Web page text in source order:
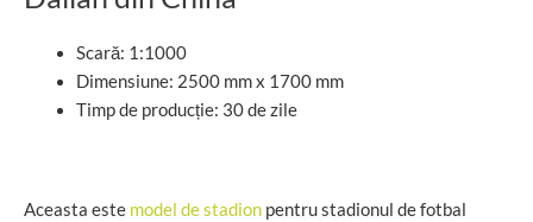
Scară: 1:1000
Dimensiune: 2500 mm x 1700 mm
Timp de producție: 30 de zile
Aceasta este model de stadion pentru stadionul de fotbal